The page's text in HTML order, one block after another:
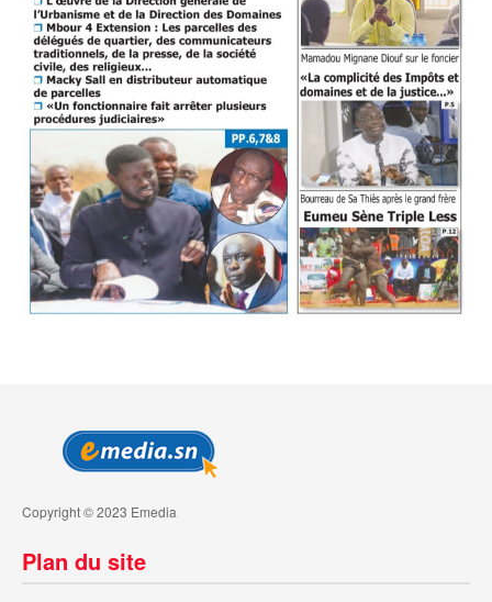
Copyright © 2023 Emedia
Plan du site